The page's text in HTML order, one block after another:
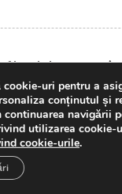
e-Terra,
au
(Guvern)
uri pentru a
conținutul și
navigării
utilizarea cookie-
cookie-urile.